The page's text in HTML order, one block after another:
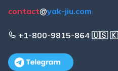
contact@yak-jiu.com
+1-800-9815-864 🇺🇸